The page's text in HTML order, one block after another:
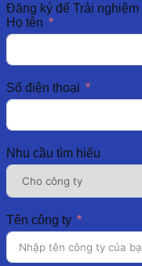
Đăng ký để Trải nghiệm
Họ tên
Số điện thoại
Nhu cầu tìm hiểu
Tên công ty